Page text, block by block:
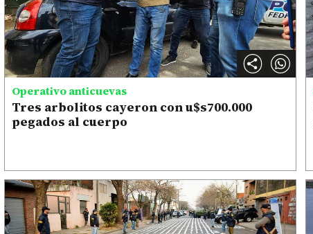
Operativo anticuevas
Tres arbolitos cayeron con u$s700.000
pegados al cuerpo